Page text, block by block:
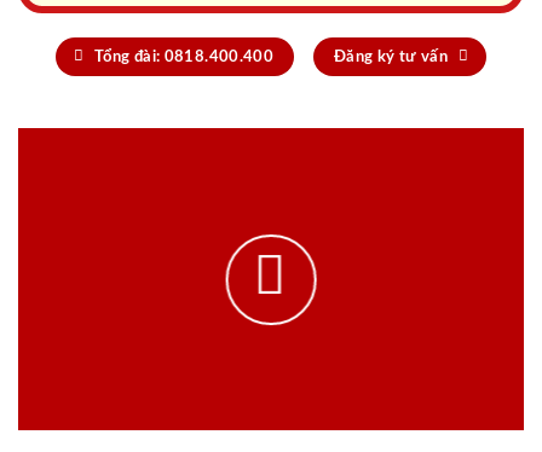
Tổng đài: 0818.400.400 Đăng ký tư vấn